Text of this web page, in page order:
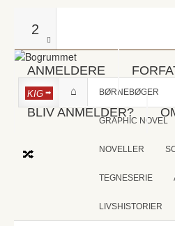
2
ANMELDERE
BLIV ANMELDER?
KIG BØRNEBØGER
GRAPHIC NOVEL
NOVELLER
TEGNESERIE
LIVSHISTORIER